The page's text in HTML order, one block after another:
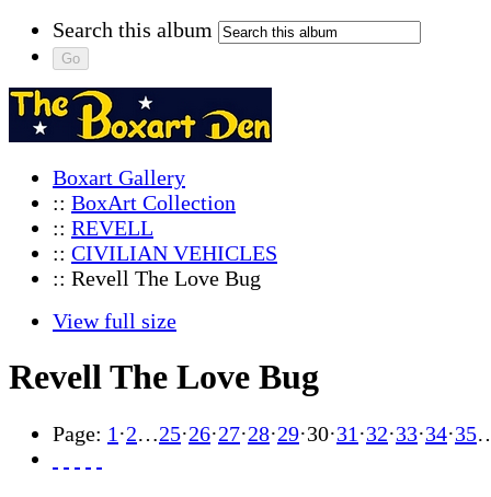
Search this album
Boxart Gallery
:: BoxArt Collection
:: REVELL
:: CIVILIAN VEHICLES
:: Revell The Love Bug
View full size
Revell The Love Bug
Page: 1 ·2…25·26·27·28·29·30·31 ·32·33·34·35